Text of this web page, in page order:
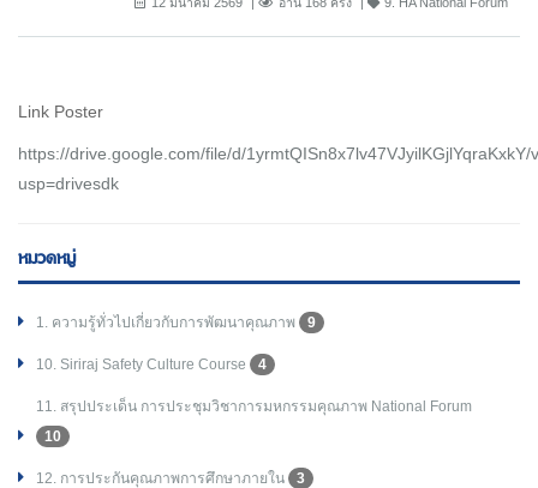
Link Poster
https://drive.google.com/file/d/1yrmtQISn8x7lv47VJyilKGjlYqraKxkY/
usp=drivesdk
หมวดหมู่
1. ความรู้ทั่วไปเกี่ยวกับการพัฒนาคุณภาพ 9
10. Siriraj Safety Culture Course 4
11. สรุปประเด็น การประชุมวิชาการมหกรรมคุณภาพ National Forum
10
12. การประกันคุณภาพการศึกษาภายใน 3